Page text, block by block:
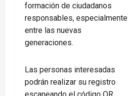
formación de ciudadanos
responsables, especialmente
entre las nuevas
generaciones.
Las personas interesadas
podrán realizar su registro